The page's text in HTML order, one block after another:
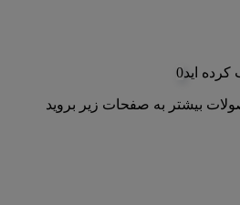
اید0
بیشتر به صفحات زیر بروید